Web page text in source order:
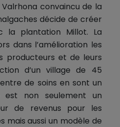
Valrhona convaincu de la
décide de créer
la plantation Millot. La
dans l’amélioration les
producteurs et de leurs
d’un village de 45
de soins en sont un
est non seulement un
de revenus pour les
mais aussi un modèle de